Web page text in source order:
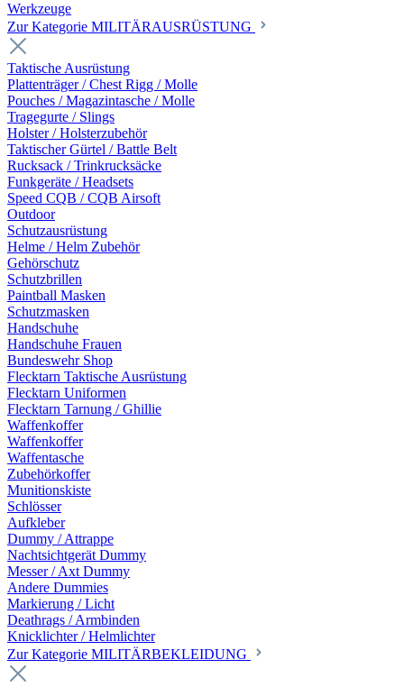
Werkzeuge
Zur Kategorie MILITÄRAUSRÜSTUNG
Taktische Ausrüstung
Plattenträger / Chest Rigg / Molle
Pouches / Magazintasche / Molle
Tragegurte / Slings
Holster / Holsterzubehör
Taktischer Gürtel / Battle Belt
Rucksack / Trinkrucksäcke
Funkgeräte / Headsets
Speed CQB / CQB Airsoft
Outdoor
Schutzausrüstung
Helme / Helm Zubehör
Gehörschutz
Schutzbrillen
Paintball Masken
Schutzmasken
Handschuhe
Handschuhe Frauen
Bundeswehr Shop
Flecktarn Taktische Ausrüstung
Flecktarn Uniformen
Flecktarn Tarnung / Ghillie
Waffenkoffer
Waffenkoffer
Waffentasche
Zubehörkoffer
Munitionskiste
Schlösser
Aufkleber
Dummy / Attrappe
Nachtsichtgerät Dummy
Messer / Axt Dummy
Andere Dummies
Markierung / Licht
Deathrags / Armbinden
Knicklichter / Helmlichter
Zur Kategorie MILITÄRBEKLEIDUNG